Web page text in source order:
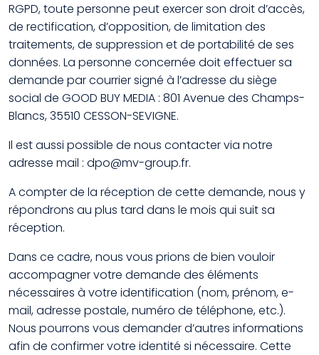
RGPD, toute personne peut exercer son droit d’accès,
de rectification, d’opposition, de limitation des
traitements, de suppression et de portabilité de ses
données. La personne concernée doit effectuer sa
demande par courrier signé à l’adresse du siège
social de GOOD BUY MEDIA : 801 Avenue des Champs-
Blancs, 35510 CESSON-SEVIGNE.
Il est aussi possible de nous contacter via notre
adresse mail : dpo@mv-group.fr.
A compter de la réception de cette demande, nous y
répondrons au plus tard dans le mois qui suit sa
réception.
Dans ce cadre, nous vous prions de bien vouloir
accompagner votre demande des éléments
nécessaires à votre identification (nom, prénom, e-
mail, adresse postale, numéro de téléphone, etc.).
Nous pourrons vous demander d’autres informations
afin de confirmer votre identité si nécessaire. Cette